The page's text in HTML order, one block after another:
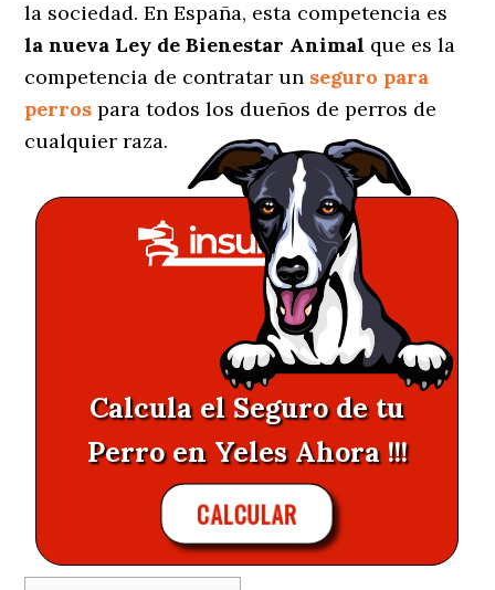
la sociedad. En España, esta competencia es
la nueva Ley de Bienestar Animal que es la
competencia de contratar un seguro para
perros para todos los dueños de perros de
cualquier raza.
Calcula el Seguro de tu
Perro en Yeles Ahora !!!
CALCULAR